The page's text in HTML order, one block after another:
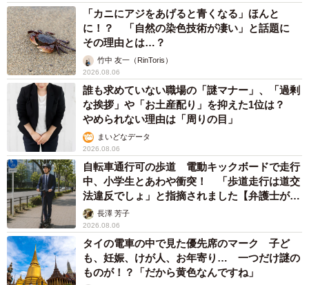
「カニにアジをあげると青くなる」ほんと
に！？ 「自然の染色技術が凄い」と話題に
その理由とは…？
竹中 友一（RinToris）
2026.08.06
誰も求めていない職場の「謎マナー」、「過剰
な挨拶」や「お土産配り」を抑えた1位は？
やめられない理由は「周りの目」
まいどなデータ
2026.08.06
自転車通行可の歩道 電動キックボードで走行
中、小学生とあわや衝突！ 「歩道走行は道交
法違反でしょ」と指摘されました【弁護士が解
説】長澤 芳子
2026.08.06
タイの電車の中で見た優先席のマーク 子ど
も、妊娠、けが人、お年寄り… 一つだけ謎の
ものが！？「だから黄色なんですね」